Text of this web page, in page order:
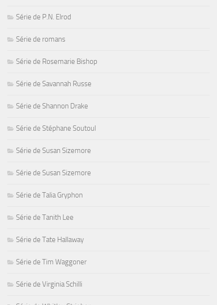
Série de P.N. Elrod
Série de romans
Série de Rosemarie Bishop
Série de Savannah Russe
Série de Shannon Drake
Série de Stéphane Soutoul
Série de Susan Sizemore
Série de Susan Sizemore
Série de Talia Gryphon
Série de Tanith Lee
Série de Tate Hallaway
Série de Tim Waggoner
Série de Virginia Schilli